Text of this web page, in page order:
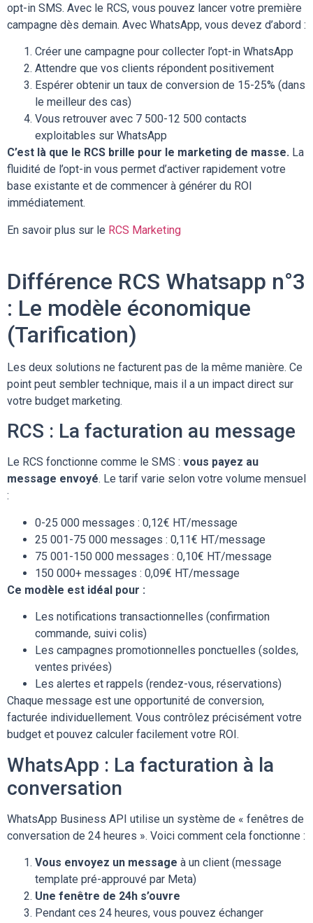
opt-in SMS. Avec le RCS, vous pouvez lancer votre première
campagne dès demain. Avec WhatsApp, vous devez d’abord :
Créer une campagne pour collecter l’opt-in WhatsApp
Attendre que vos clients répondent positivement
Espérer obtenir un taux de conversion de 15-25% (dans
le meilleur des cas)
Vous retrouver avec 7 500-12 500 contacts
exploitables sur WhatsApp
C’est là que le RCS brille pour le marketing de masse. La
fluidité de l’opt-in vous permet d’activer rapidement votre
base existante et de commencer à générer du ROI
immédiatement.
En savoir plus sur le RCS Marketing
Différence RCS Whatsapp n°3
: Le modèle économique
(Tarification)
Les deux solutions ne facturent pas de la même manière. Ce
point peut sembler technique, mais il a un impact direct sur
votre budget marketing.
RCS : La facturation au message
Le RCS fonctionne comme le SMS : vous payez au
message envoyé. Le tarif varie selon votre volume mensuel
:
0-25 000 messages : 0,12€ HT/message
25 001-75 000 messages : 0,11€ HT/message
75 001-150 000 messages : 0,10€ HT/message
150 000+ messages : 0,09€ HT/message
Ce modèle est idéal pour :
Les notifications transactionnelles (confirmation
commande, suivi colis)
Les campagnes promotionnelles ponctuelles (soldes,
ventes privées)
Les alertes et rappels (rendez-vous, réservations)
Chaque message est une opportunité de conversion,
facturée individuellement. Vous contrôlez précisément votre
budget et pouvez calculer facilement votre ROI.
WhatsApp : La facturation à la
conversation
WhatsApp Business API utilise un système de « fenêtres de
conversation de 24 heures ». Voici comment cela fonctionne :
Vous envoyez un message à un client (message
template pré-approuvé par Meta)
Une fenêtre de 24h s’ouvre
Pendant ces 24 heures, vous pouvez échanger